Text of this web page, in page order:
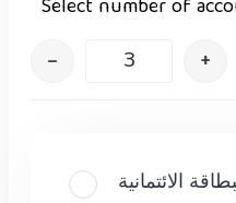
Select number of
– +
الائتمانية